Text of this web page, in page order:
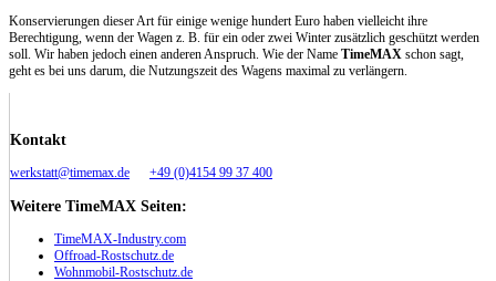
Konservierungen dieser Art für einige wenige hundert Euro haben vielleicht ihre
Berechtigung, wenn der Wagen z. B. für ein oder zwei Winter zusätzlich geschützt werden
soll. Wir haben jedoch einen anderen Anspruch. Wie der Name TimeMAX schon sagt,
geht es bei uns darum, die Nutzungszeit des Wagens maximal zu verlängern.
Kontakt
werkstatt@timemax.de +49 (0)4154 99 37 400
Weitere TimeMAX Seiten:
TimeMAX-Industry.com
Offroad-Rostschutz.de
Wohnmobil-Rostschutz.de